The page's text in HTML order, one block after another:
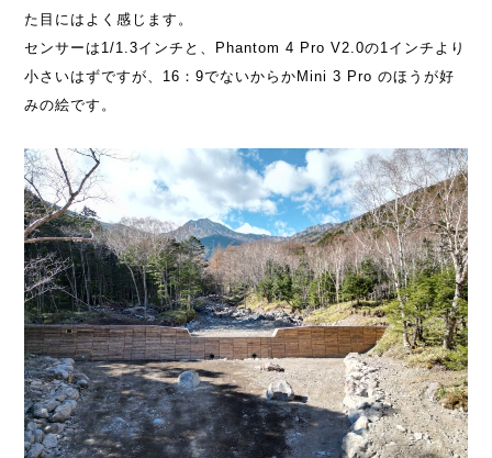
た目にはよく感じます。
センサーは1/1.3インチと、Phantom 4 Pro V2.0の1インチより
小さいはずですが、16：9でないからかMini 3 Pro のほうが好
みの絵です。